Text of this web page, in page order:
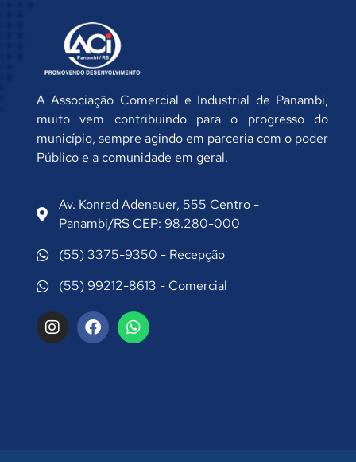
A Associação Comercial e Industrial de Panambi,
muito vem contribuindo para o progresso do
município, sempre agindo em parceria com o poder
Público e a comunidade em geral.
Av. Konrad Adenauer, 555 Centro -
Panambi/RS CEP: 98.280-000
(55) 3375-9350 - Recepção
(55) 99212-8613 - Comercial